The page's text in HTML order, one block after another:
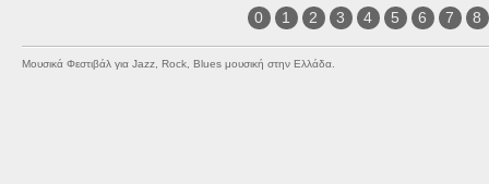
0
1 2 3 4 5 6 7 8
Μουσικά Φεστιβάλ για Jazz, Rock, Blues μουσική στην Ελλάδα.